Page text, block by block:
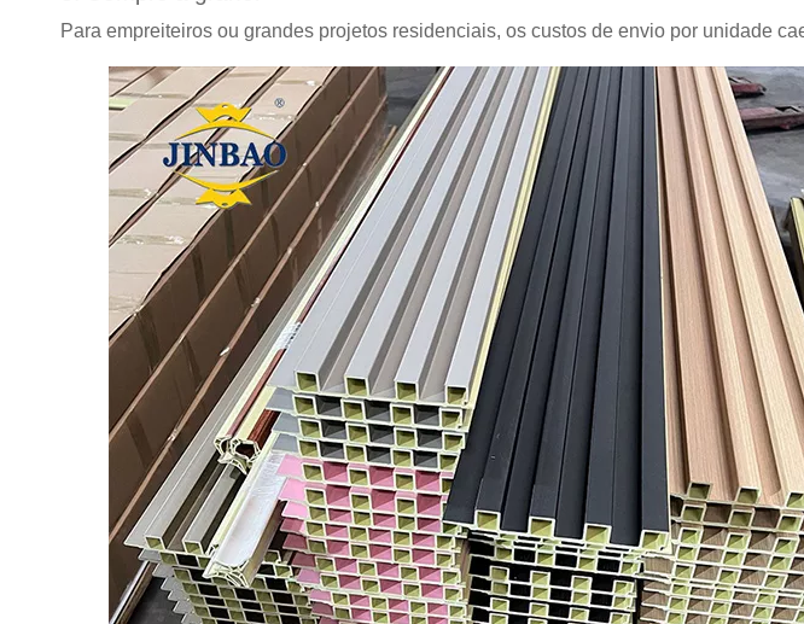
Para empreiteiros ou grandes projetos residenciais, os custos de envio por unidade